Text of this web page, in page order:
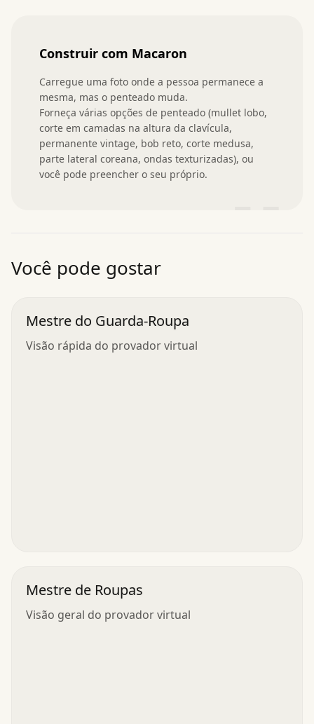
Construir com Macaron
Carregue uma foto onde a pessoa permanece a
mesma, mas o penteado muda.
Forneça várias opções de penteado (mullet lobo,
corte em camadas na altura da clavícula,
permanente vintage, bob reto, corte medusa,
parte lateral coreana, ondas texturizadas), ou
você pode preencher o seu próprio.
Você pode gostar
Mestre do Guarda-Roupa
Visão rápida do provador virtual
Mestre de Roupas
Visão geral do provador virtual